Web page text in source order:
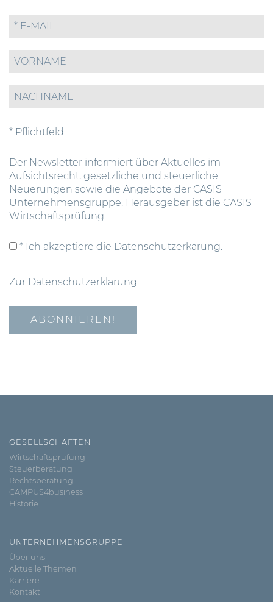
* Pflichtfeld
Der Newsletter informiert über Aktuelles im
Aufsichtsrecht, gesetzliche und steuerliche
Neuerungen sowie die Angebote der CASIS
Unternehmensgruppe. Herausgeber ist die CASIS
Wirtschaftsprüfung.
* Ich akzeptiere die Datenschutzerkärung.
Zur Datenschutzerklärung
GESELLSCHAFTEN
Wirtschaftsprüfung
Steuerberatung
Rechtsberatung
CAMPUS4business
Historie
UNTERNEHMENSGRUPPE
Über uns
Aktuelle Themen
Karriere
Kontakt